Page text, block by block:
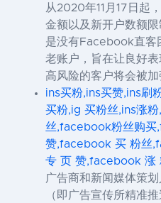
从2020年11月17日起
金额以及新开户数额
是没有Facebook直客
老账户，旨在让良好
高风险的客户将会被
ins买粉,ins买赞,ins刷
买粉,ig 买粉丝,ins涨
丝,facebook粉丝购
赞,facebook 买 粉丝
专 页 赞,facebook 涨
广告商和新闻媒体策
（即广告宣传所精准